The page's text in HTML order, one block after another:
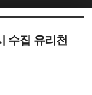
수집 유리천
5